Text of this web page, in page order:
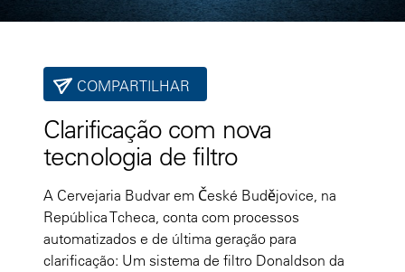
COMPARTILHAR
Clarificação com nova
tecnologia de filtro
A Cervejaria Budvar em České Budějovice, na
República Tcheca, conta com processos
automatizados e de última geração para
clarificação: Um sistema de filtro Donaldson da